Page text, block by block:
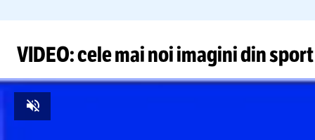
VIDEO: cele mai noi imagini din sport
Unmute